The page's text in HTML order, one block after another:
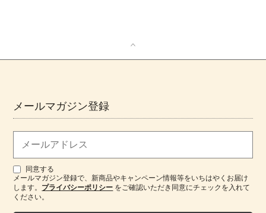
メールマガジン登録
同意する
メールマガジン登録で、新商品やキャンペーン情報等をいちはやくお届け
します。 プライバシーポリシー をご確認いただき同意にチェックを入れて
ください。